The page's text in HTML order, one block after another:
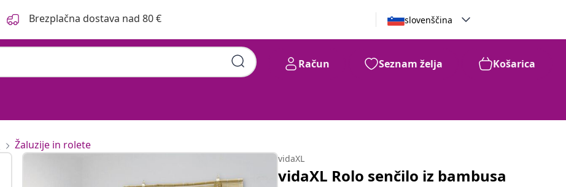
Brezplačna dostava nad 80 € slovenščina
Račun Seznam želja Košarica
Žaluzije in rolete
vidaXL
vidaXL Rolo senčilo iz bambusa